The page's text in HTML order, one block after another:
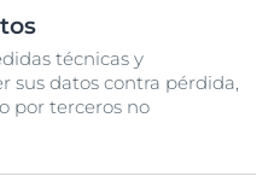
técnicas y
sus datos contra pérdida,
por terceros no